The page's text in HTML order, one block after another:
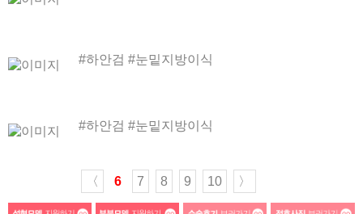
#하안검 #눈밑지방이식
#하안검 #눈밑지방이식
〈 6 7 8 9 10 〉